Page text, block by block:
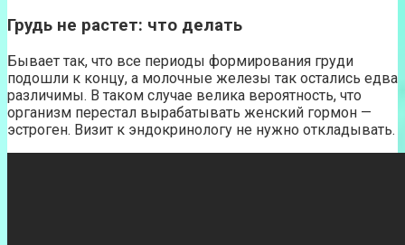
Грудь не растет: что делать
Бывает так, что все периоды формирования груди
подошли к концу, а молочные железы так остались едва
различимы. В таком случае велика вероятность, что
организм перестал вырабатывать женский гормон —
эстроген. Визит к эндокринологу не нужно откладывать.